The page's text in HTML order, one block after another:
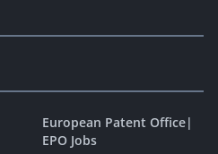
European Patent Office|
EPO Jobs